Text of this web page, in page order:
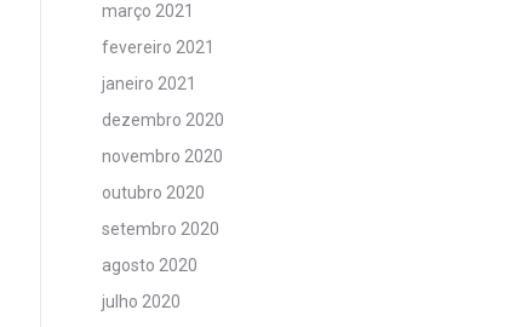
março 2021
fevereiro 2021
janeiro 2021
dezembro 2020
novembro 2020
outubro 2020
setembro 2020
agosto 2020
julho 2020